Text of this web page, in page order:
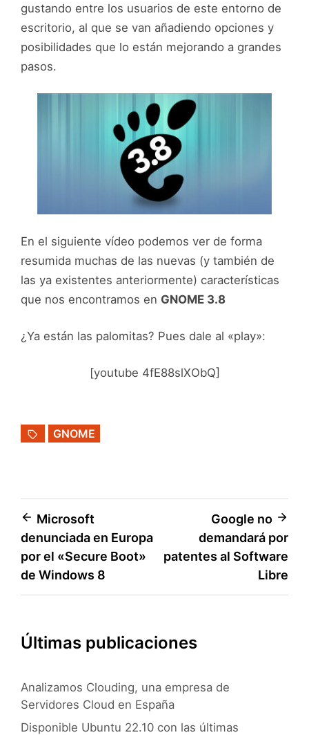
gustando entre los usuarios de este entorno de
escritorio, al que se van añadiendo opciones y
posibilidades que lo están mejorando a grandes
pasos.
En el siguiente vídeo podemos ver de forma
resumida muchas de las nuevas (y también de
las ya existentes anteriormente) características
que nos encontramos en GNOME 3.8
¿Ya están las palomitas? Pues dale al «play»:
[youtube 4fE88slXObQ]
GNOME
Navegación
de
entradas
Microsoft
denunciada en Europa
por el «Secure Boot»
de Windows 8
Google no
demandará por
patentes al Software
Libre
Últimas publicaciones
Analizamos Clouding, una empresa de
Servidores Cloud en España
Disponible Ubuntu 22.10 con las últimas